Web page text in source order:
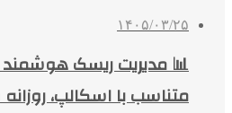
۱۴۰۵/۰۳/۲۵
📊 مدیریت ریسک
متناسب با اسکالپ،